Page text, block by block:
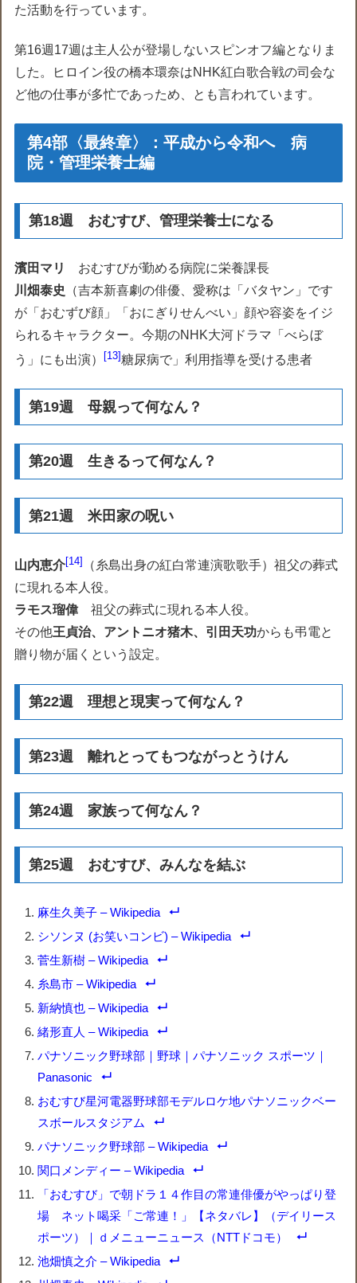
た活動を行っています。
第16週17週は主人公が登場しないスピンオフ編となりま
した。ヒロイン役の橋本環奈はNHK紅白歌合戦の司会な
ど他の仕事が多忙であっため、とも言われています。
第4部〈最終章〉：平成から令和へ 病
院・管理栄養士編
第18週 おむすび、管理栄養士になる
濱田マリ
おむすびが勤める病院に栄養課長
川畑泰史
（吉本新喜劇の俳優、愛称は「バタヤン」です
が「おむずび顔」「おにぎりせんべい」顔や容姿をイジ
られるキャラクター。今期のNHK大河ドラマ「べらぼ
う」にも出演） 13 糖尿病で」利用指導を受ける患者
第19週 母親って何なん？
第20週 生きるって何なん？
第21週 米田家の呪い
山内恵介 14 （ 糸島出身の紅白常連演歌歌手）祖父の葬式
に現れる本人役。
ラモス瑠偉祖父の葬式に現れる本人役。
その他王貞治、アントニオ猪木、引田天功からも弔電と
贈り物が届くという設定。
第22週 理想と現実って何なん？
第23週 離れとってもつながっとうけん
第24週 家族って何なん？
第25週 おむすび、みんなを結ぶ
麻生久美子 – Wikipedia
シソンヌ (お笑いコンビ) – Wikipedia
菅生新樹 – Wikipedia
糸島市 – Wikipedia
新納慎也 – Wikipedia
緒形直人 – Wikipedia
パナソニック野球部｜野球｜パナソニック スポーツ｜
Panasonic
おむすび星河電器野球部モデルロケ地パナソニックベー
スボールスタジアム
パナソニック野球部 – Wikipedia
関口メンディー – Wikipedia
「おむすび」で朝ドラ１４作目の常連俳優がやっぱり登
場 ネット喝采「ご常連！」【ネタバレ】（デイリース
ポーツ）｜ｄメニューニュース（NTTドコモ）
池畑慎之介 – Wikipedia